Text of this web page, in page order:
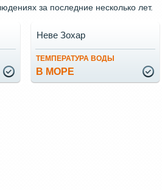
за последние несколько лет.
ТЕМПЕРАТУРА ВОДЫ
В МОРЕ
Неве Зохар